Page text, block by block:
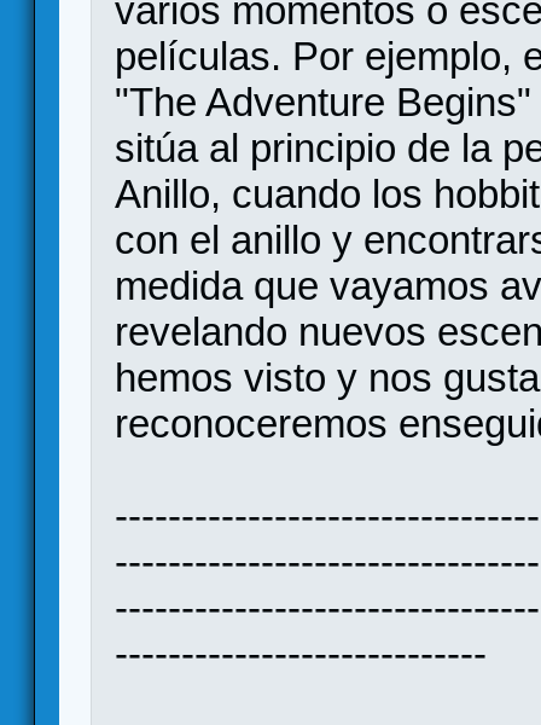
varios momentos o
películas. Por ejemplo,
"The Adventure
sitúa al principio de la
Anillo, cuando los
con el anillo y
medida que vayamos
revelando nuevos
hemos visto y nos
reconoceremos
----------------------------